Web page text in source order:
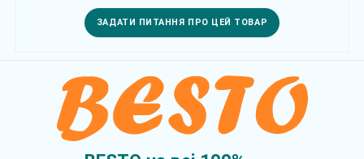
ЗАДАТИ ПИТАННЯ ПРО ЦЕЙ ТОВАР